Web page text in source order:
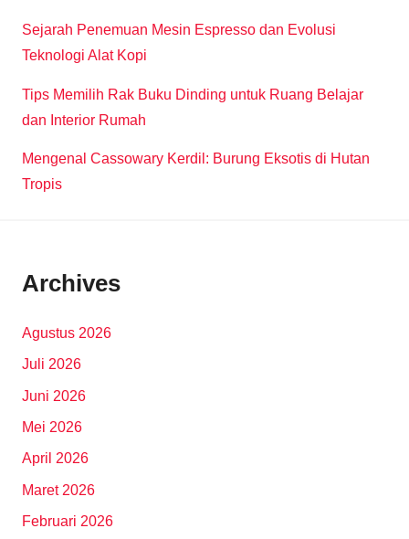
Sejarah Penemuan Mesin Espresso dan Evolusi
Teknologi Alat Kopi
Tips Memilih Rak Buku Dinding untuk Ruang Belajar
dan Interior Rumah
Mengenal Cassowary Kerdil: Burung Eksotis di Hutan
Tropis
Archives
Agustus 2026
Juli 2026
Juni 2026
Mei 2026
April 2026
Maret 2026
Februari 2026